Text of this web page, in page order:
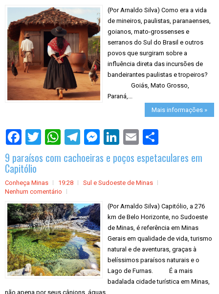
(Por Arnaldo Silva) Como era a vida
de mineiros, paulistas, paranaenses,
goianos, mato-grossenses e
serranos do Sul do Brasil e outros
povos que surgiram sobre a
influência direta das incursões de
bandeirantes paulistas e tropeiros?
Goiás, Mato Grosso,
Paraná,...
Mais informações »
r
e
9 paraísos com cachoeiras e poços espetaculares em
Capitólio
Conheça Minas 19:28
Sul e Sudoeste de Minas
Nenhum comentário
(Por Arnaldo Silva) Capitólio, a 276
km de Belo Horizonte, no Sudoeste
de Minas, é referência em Minas
Gerais em qualidade de vida, turismo
natural e de aventuras, graças à
belíssimos paraísos naturais e o
Lago de Furnas. É a mais
badalada cidade turística em Minas,
não apena por seus cânions, águas...